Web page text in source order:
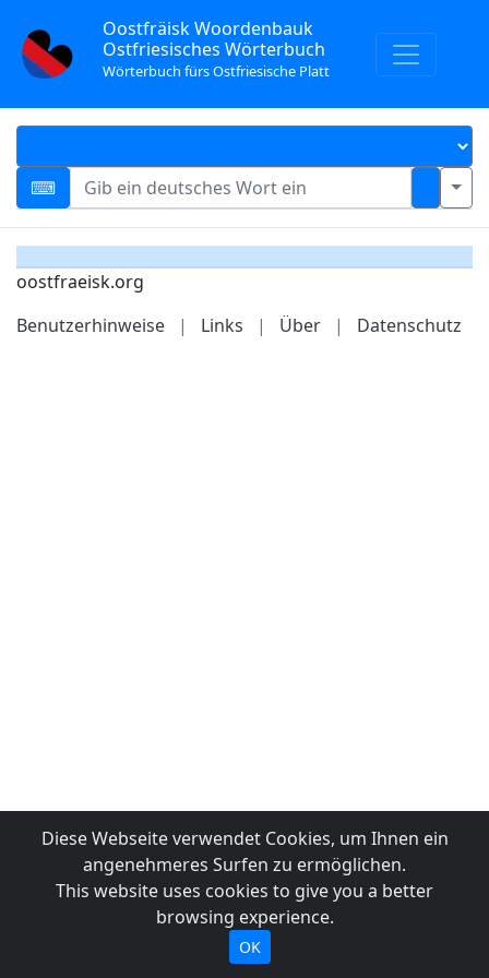
Oostfräisk Woordenbauk
Ostfriesisches Wörterbuch
Wörterbuch fürs Ostfriesische Platt
oostfraeisk.org
Benutzerhinweise
| Links | Über | Datenschutz
Diese Webseite verwendet Cookies, um Ihnen ein
angenehmeres Surfen zu ermöglichen.
This website uses cookies to give you a better
browsing experience.
OK